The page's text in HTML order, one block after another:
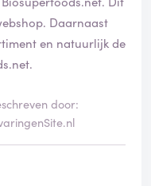
Daarnaast
en natuurlijk de
door: